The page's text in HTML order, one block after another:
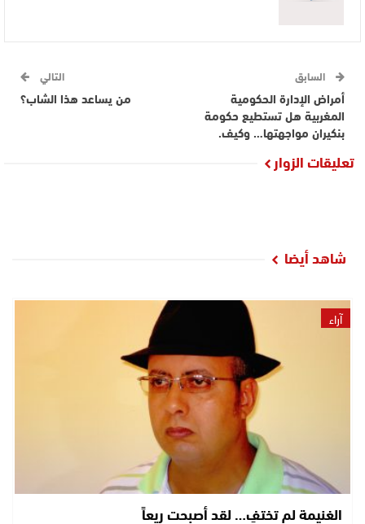
السابق
أمراض الإدارة الحكومية
المغربية هل تستطيع حكومة
بنكيران مواجهتها… وكيف.
التالي
من يساعد هذا الشاب؟
تعليقات الزوار
شاهد أيضا
آراء
الغنيمة لم تختفِ… لقد أصبحت ريعاً